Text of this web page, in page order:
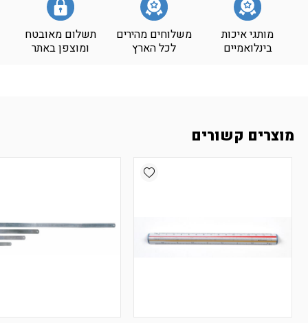
מותגי איכות
בינלואמיים
משלוחים מהירים
לכל הארץ
תשלום מאובטח
ומוצפן באתר
מוצרים קשורים
Add wishlist